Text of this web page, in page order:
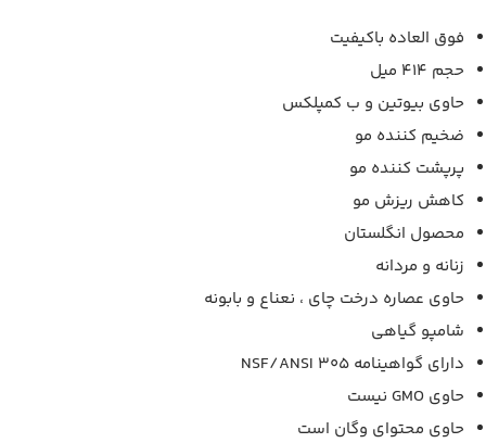
فوق العاده باکیفیت
حجم 414 میل
حاوی بیوتین و ب کمپلکس
ضخیم کننده مو
پرپشت کننده مو
کاهش ریزش مو
محصول انگلستان
زنانه و مردانه
حاوی عصاره درخت چای ، نعناع و بابونه
شامپو گیاهی
دارای گواهینامه NSF/ANSI 305
حاوی GMO نیست
حاوی محتوای وگان است